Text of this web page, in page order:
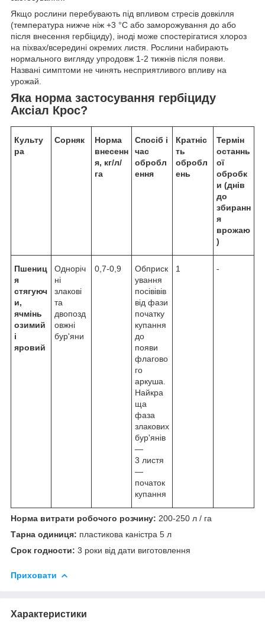
Якщо рослини перебувають під впливом стресів довкілля
(температура нижче ніж +3 °C або заморожування до або
після внесення гербіциду), іноді може спостерігатися хлороз
на піхвах/всередині окремих листя. Рослини набирають
нормального вигляду упродовж 1-2 тижнів після появи.
Названі симптоми не чинять несприятливого впливу на
урожай.
Яка норма застосування гербіциду
Аксіал Крос?
Культу
ра
Сорняк
Норма
внесенн
я, кг/л/
га
Спосіб і
час
обробл
ення
Кратніс
ть
обробл
ень
Термін
останнь
ої
обробк
и (днів
до
збиранн
я
врожаю
)
Пшениц
я
стягуюч
и,
ячмінь
озимий
і
яровий
Одноріч
ні
злакові
та
двопозд
овжні
бур'яни
0,7-0,9
Обприск
ування
посівівів
від фази
початку
купання
до
появи
флагово
го
аркуша.
Найкра
ща
фаза
злакових
бур'янів
—
3 листя
—
початок
купання
1 -
Норма витрати робочого розчину: 200-250 л / га
Тарна одиниця: пластикова каністра 5 л
Срок годности: 3 роки від дати виготовлення
Приховати
Характеристики